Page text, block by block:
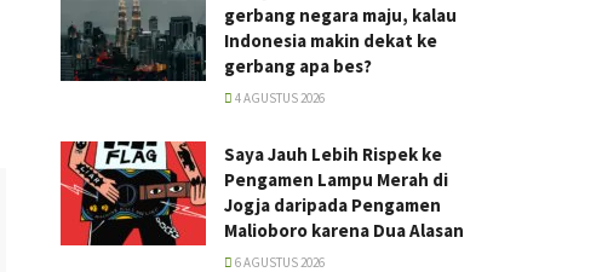
gerbang negara maju, kalau
Indonesia makin dekat ke
gerbang apa bes?
4 AGUSTUS 2026
Saya Jauh Lebih Rispek ke
Pengamen Lampu Merah di
Jogja daripada Pengamen
Malioboro karena Dua Alasan
6 AGUSTUS 2026